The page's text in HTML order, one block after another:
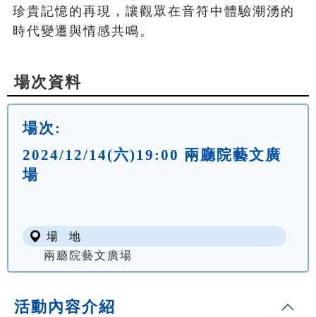
珍貴記憶的再現，讓觀眾在音符中體驗潮湧的
時代變遷與情感共鳴。
場次資料
場次:
2024/12/14(六)19:00 兩廳院藝文廣
場
場 地
兩廳院藝文廣場
活動內容介紹